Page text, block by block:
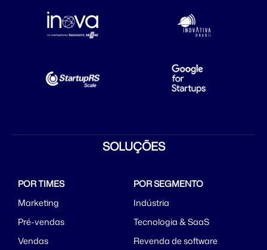
SOLUÇÕES
POR TIMES
Marketing
Pré-vendas
Vendas
POR SEGMENTO
Indústria
Tecnologia & SaaS
Revenda de software